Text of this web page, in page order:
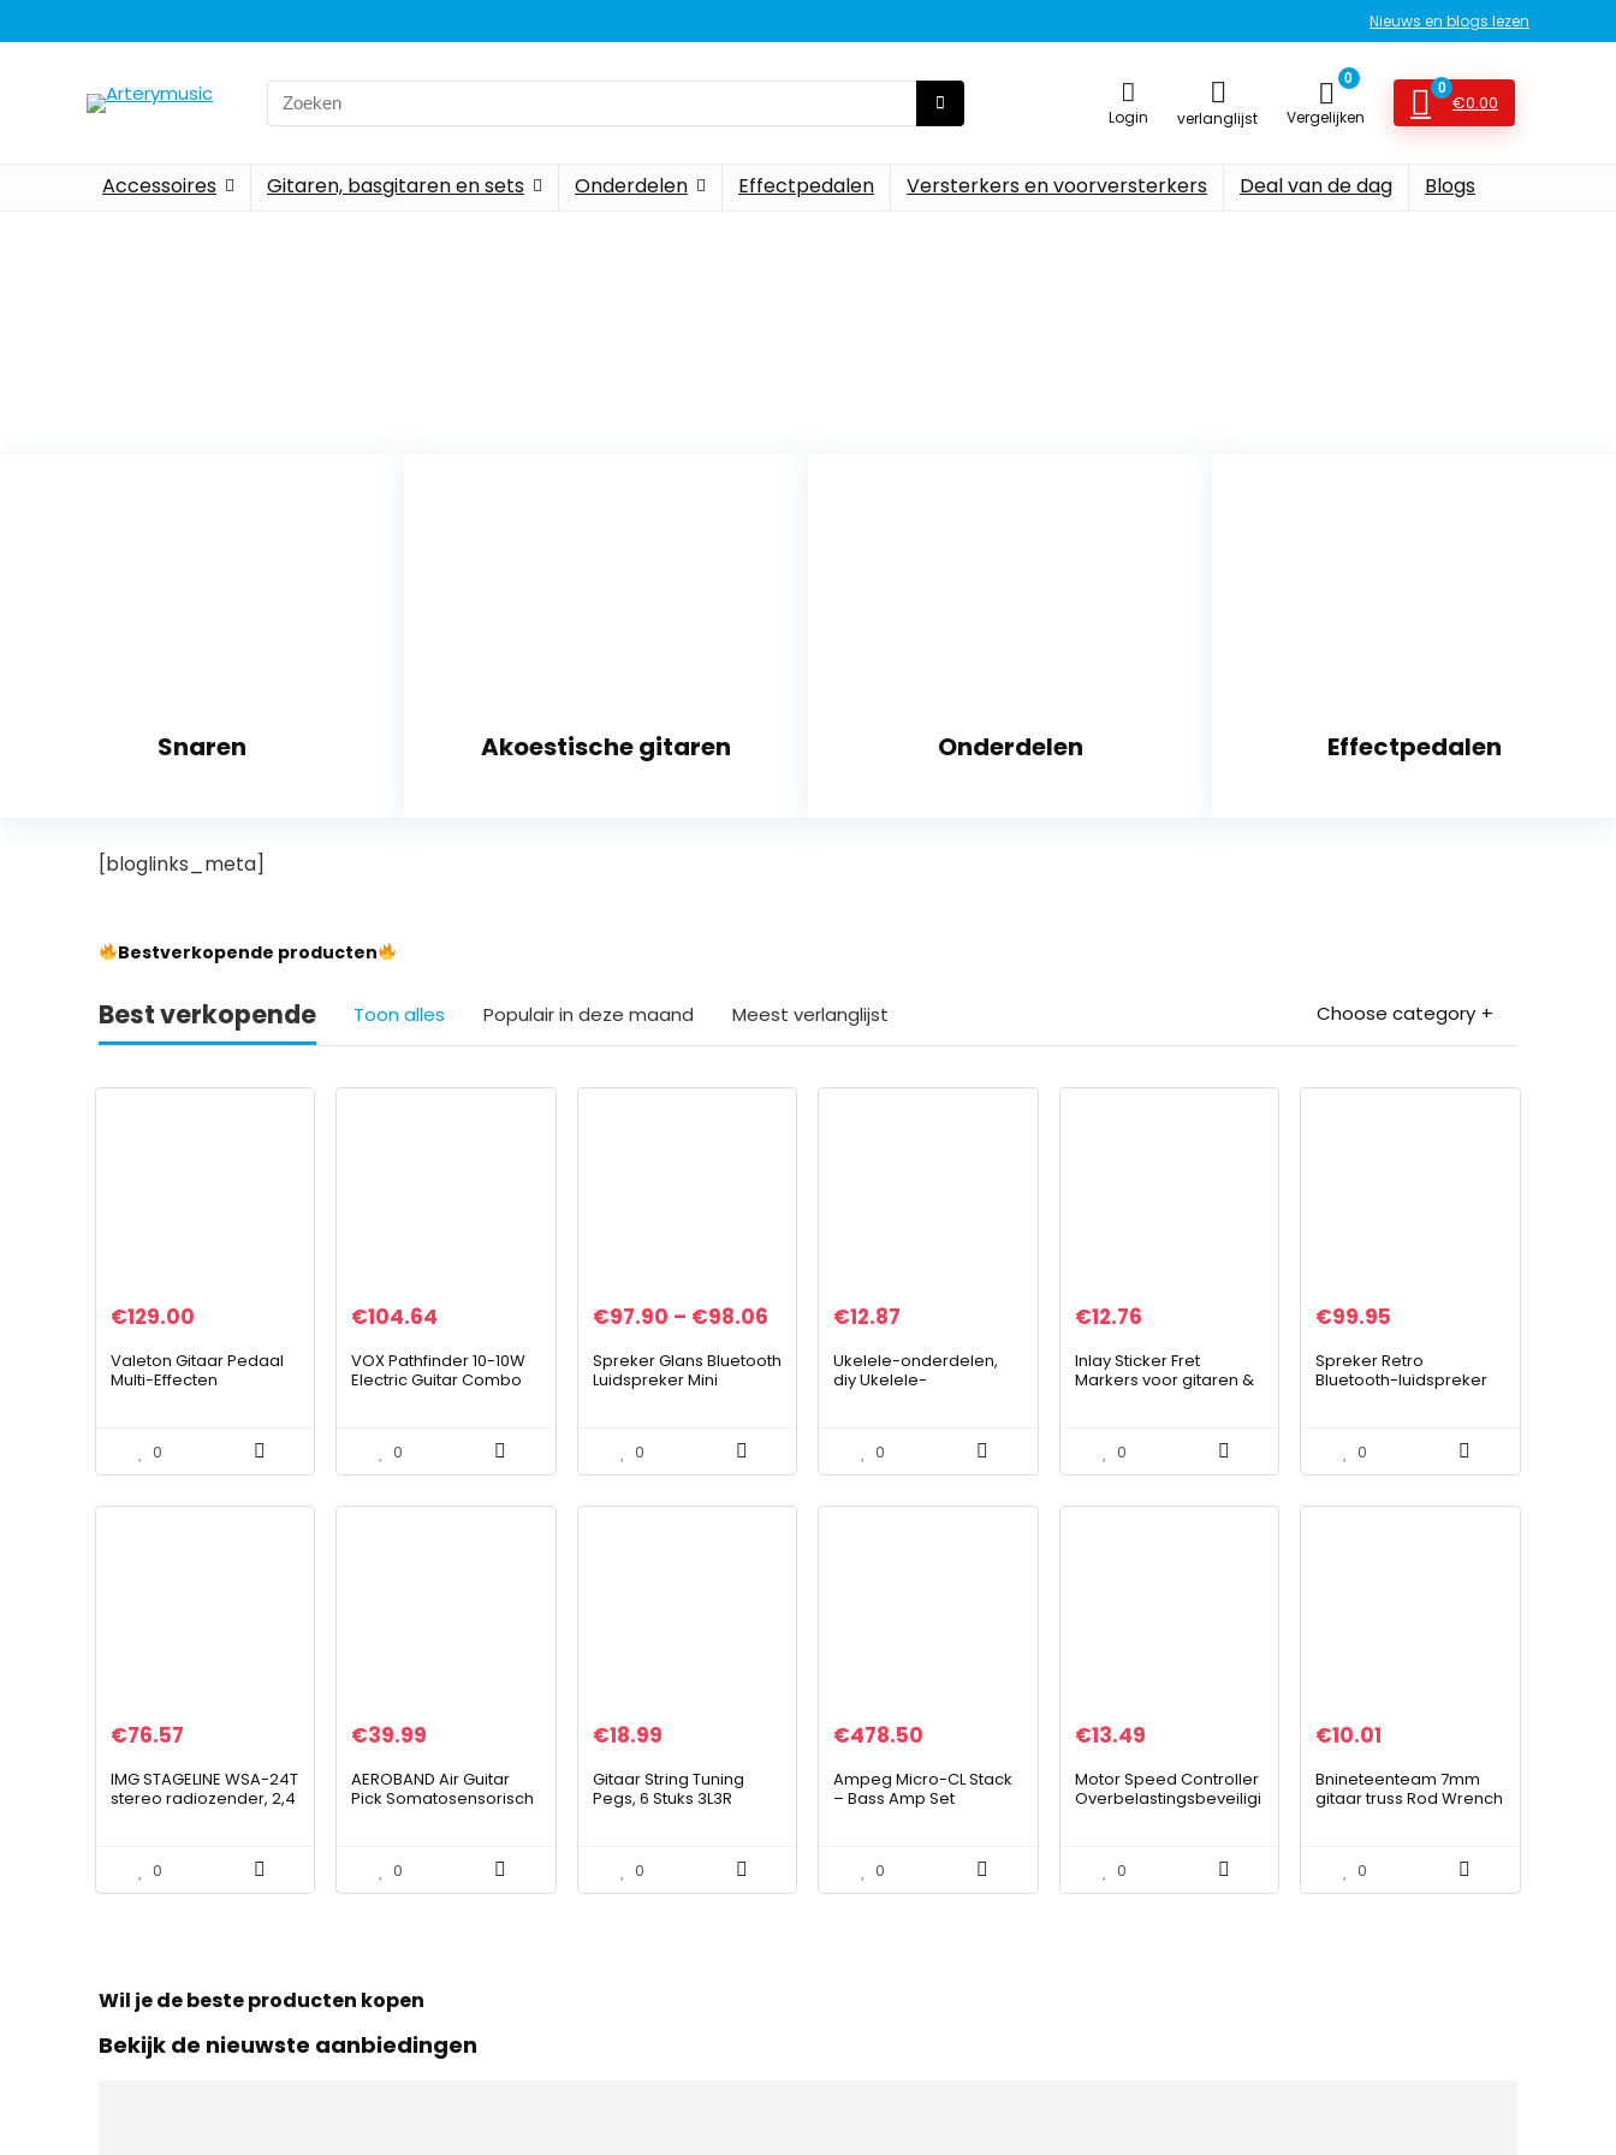
Nieuws en blogs lezen
Login verlanglijst
0
Vergelijken
0
€0.00
Accessoires Gitaren, basgitaren en sets Onderdelen Effectpedalen Versterkers en voorversterkers Deal van de dag Blogs
Snaren Akoestische gitaren Onderdelen Effectpedalen
[bloglinks_meta]
Bestverkopende producten
Best verkopende Toon alles Populair in deze maand Meest verlanglijst Choose category
€129.00
Valeton Gitaar Pedaal
Multi-Effecten
Modellering IR Kasten
Simulatie…
0
€104.64
VOX Pathfinder 10-10W
Electric Guitar Combo
0
€97.90 – €98.06
Spreker Glans Bluetooth
Luidspreker Mini
Creatives Gift
Computer…
0
€12.87
Ukelele-onderdelen,
diy Ukelele-
en zadel Ukelele DIY-
en…
0
€12.76
Inlay Sticker Fret
Markers voor gitaren &
0
€99.95
Spreker Retro
Bluetooth-luidspreker
met TF Slot Draagbare
SP99 Draagbare…
0
€76.57
IMG STAGELINE WSA-24T
stereo radiozender, 2,4
0
€39.99
AEROBAND Air Guitar
Pick Somatosensorisch
ondersteuning voor
gitaarbassen…
0
€18.99
Gitaar String Tuning
Pegs, 6 Stuks 3L3R
ZILVER0
€478.50
Ampeg Micro-CL Stack
– Bass Amp Set
0
€13.49
Motor Speed ​​Controller
Overbelastingsbeveiligi
r voor industriële…
0
€10.01
Bnineteenteam 7mm
gitaar truss Rod Wrench
0
Wil je de beste producten kopen
Bekijk de nieuwste aanbiedingen